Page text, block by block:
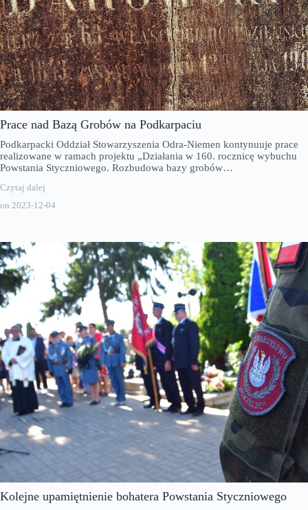
Prace nad Bazą Grobów na Podkarpaciu
on 2023-12-04
Podkarpacki Oddział Stowarzyszenia Odra-Niemen kontynuuje prace
realizowane w ramach projektu „Działania w 160. rocznicę wybuchu
Powstania Styczniowego. Rozbudowa bazy grobów…
Czytaj dalej
Kolejne upamiętnienie bohatera Powstania Styczniowego